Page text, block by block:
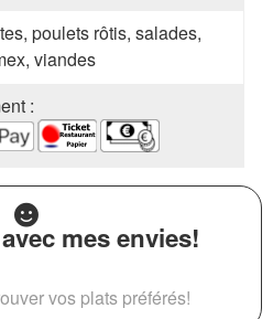
poulets rôtis, salades,
viandes
:
mes envies!
vos plats préférés!